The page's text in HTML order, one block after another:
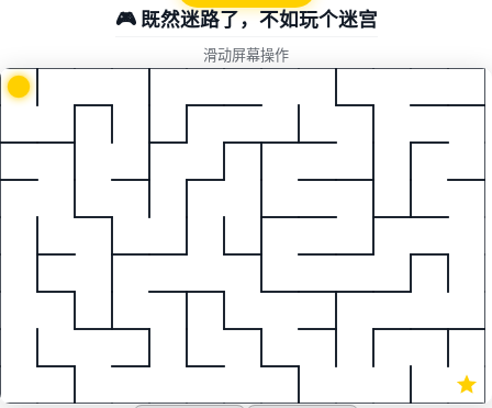
🎮 既然迷路了，不如玩个迷宫
滑动屏幕操作